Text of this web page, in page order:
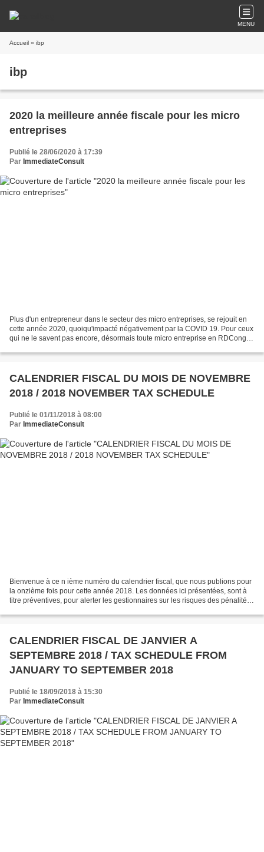
MENU
Accueil » ibp
ibp
2020 la meilleure année fiscale pour les micro
entreprises
Publié le 28/06/2020 à 17:39
Par ImmediateConsult
Plus d'un entrepreneur dans le secteur des micro entreprises, se rejouit en
cette année 2020, quoiqu'impacté négativement par la COVID 19. Pour ceux
qui ne le savent pas encore, désormais toute micro entreprise en RDCongo
CALENDRIER FISCAL DU MOIS DE NOVEMBRE
2018 / 2018 NOVEMBER TAX SCHEDULE
Publié le 01/11/2018 à 08:00
Par ImmediateConsult
Bienvenue à ce n ième numéro du calendrier fiscal, que nous publions pour
la onzième fois pour cette année 2018. Les données ici présentées, sont à
titre préventives, pour alerter les gestionnaires sur les risques des pénalités
CALENDRIER FISCAL DE JANVIER A
SEPTEMBRE 2018 / TAX SCHEDULE FROM
JANUARY TO SEPTEMBER 2018
Publié le 18/09/2018 à 15:30
Par ImmediateConsult